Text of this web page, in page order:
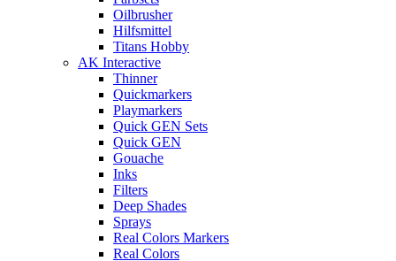
Oilbrusher
Hilfsmittel
Titans Hobby
AK Interactive
Thinner
Quickmarkers
Playmarkers
Quick GEN Sets
Quick GEN
Gouache
Inks
Filters
Deep Shades
Sprays
Real Colors Markers
Real Colors